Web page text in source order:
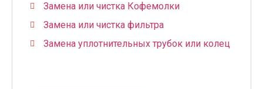
Замена или чистка Кофемолки
Замена или чистка фильтра
Замена уплотнительных трубок или колец